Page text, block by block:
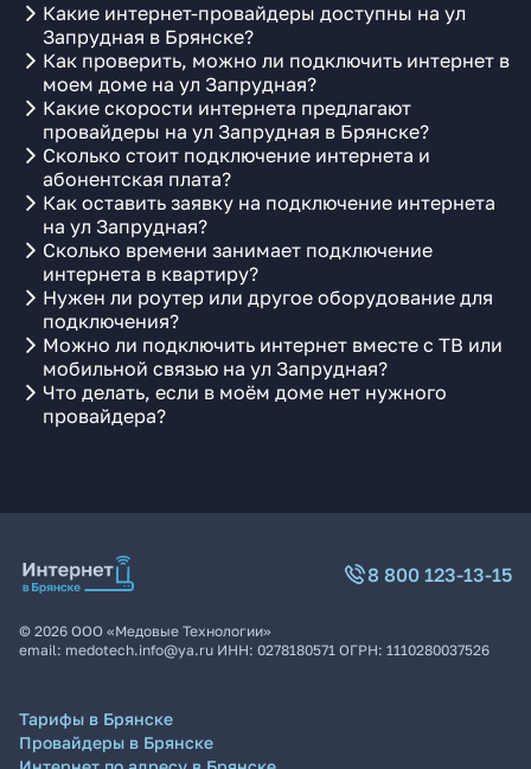
Какие интернет-провайдеры доступны на ул
Запрудная в Брянске?
Как проверить, можно ли подключить интернет в
моем доме на ул Запрудная?
Какие скорости интернета предлагают
провайдеры на ул Запрудная в Брянске?
Сколько стоит подключение интернета и
абонентская плата?
Как оставить заявку на подключение интернета
на ул Запрудная?
Сколько времени занимает подключение
интернета в квартиру?
Нужен ли роутер или другое оборудование для
подключения?
Можно ли подключить интернет вместе с ТВ или
мобильной связью на ул Запрудная?
Что делать, если в моём доме нет нужного
провайдера?
8 800 123-13-15
© 2026 ООО «Медовые Технологии»
email: medotech.info@ya.ru ИНН: 0278180571 ОГРН: 1110280037526
Тарифы в Брянске
Провайдеры в Брянске